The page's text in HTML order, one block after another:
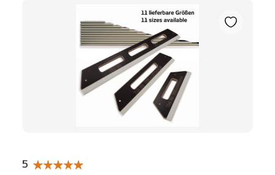
5
Durchschnittliche Bewertung von 5 von 5 Sternen